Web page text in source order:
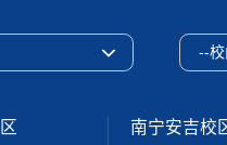
--
南宁安吉校